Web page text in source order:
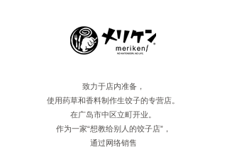
致力于店内准备，
使用药草和香料制作生饺子的专营店。
在广岛市中区立町开业。
作为一家“想教给别人的饺子店”，
通过网络销售